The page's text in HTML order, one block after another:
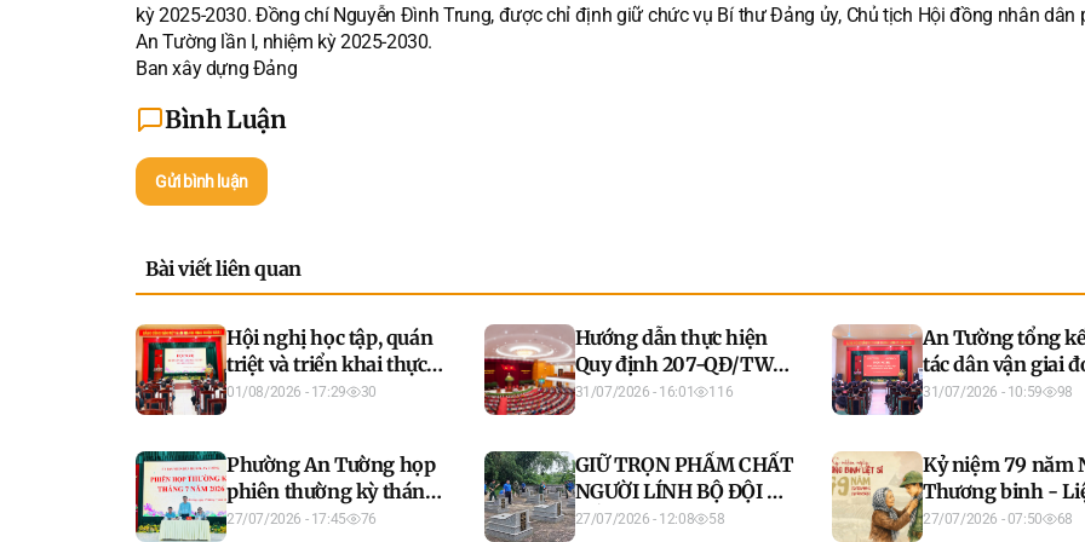
kỳ 2025-2030. Đồng chí Nguyễn Đình Trung, được chỉ định giữ chức vụ Bí thư Đảng ủy, Chủ tịch Hội đồng nhân dân
An Tường lần I, nhiệm kỳ 2025-2030.
Ban xây dựng Đảng
Bình Luận
Gửi bình luận
Bài viết liên quan
Hội nghị học tập, quán
triệt và triển khai thực
hiện các văn bản của
01/08/2026 - 17:29 30
Hướng dẫn thực hiện
Quy định 207-QĐ/TW
về những điều đảng
viên không được làm
31/07/2026 - 16:01 116
An Tường tổng
tác dân vận giai
năm 2026
31/07/2026 - 10:59 98
Phường An Tường họp
phiên thường kỳ tháng
7/2026
27/07/2026 - 17:45 76
GIỮ TRỌN PHẨM CHẤT
NGƯỜI LÍNH BỘ ĐỘI CỤ
HỒ
27/07/2026 - 12:08 58
Kỷ niệm 79 năm
Thương binh -
(27/7/1947 - 27/7/
27/07/2026 - 07:50 68